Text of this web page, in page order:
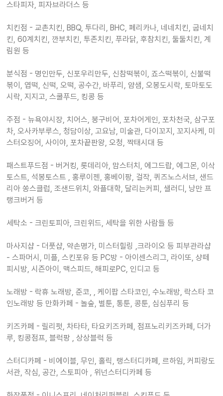
스타피자, 피자브라더스 등
치킨점 - 교촌치킨, BBQ, 투다리, BHC, 페리카나, 네네치킨, 굽네치
킨, 60계치킨, 깐부치킨, 투존치킨, 푸라닭, 후참치킨, 둘둘치킨, 계
림원 등
분식점 - 명인만두, 신포우리만두, 신참떡볶이, 죠스떡볶이, 신불떡
볶이, 엽떡, 신떡, 오떡, 공수간, 바푸리, 얌샘, 오봉도시락, 토마토도
시락, 지지고, 스쿨푸드, 킹콩 등
주점 - 뉴욕야시장, 치어스, 봉구비어, 포차어게인, 포차천국, 삼구포
차, 오사카부루스, 청담이상, 고요남, 미술관, 다이꼬지, 꼬지사케, 미
스터오징어, 사이야, 포차끝판왕, 오청, 짝태시대 등
패스트푸드점 - 버거킹, 롯데리아, 맘스터치, 에그드랍, 에그몬, 이삭
토스트, 석봉토스트 , 홍루이젠, 홍베이팡, 걸작, 퀴즈노스서브, 샌드
리아 쏭스클럽, 조샌드위치, 와플대학, 달리는커피, 샐러디, 낭만 프
랭크버거 등
세탁소 - 크린토피아, 크린위드, 세탁을 위한 사람들 등
마사지샵 - 더풋샵, 약손명가, 미스터힐링 ,크라이오 등 피부관라샵
- 스파머시, 미플, 스킨포유 등 PC방 - 아이센스리그, 라이또, 샹떼
피시방, 시즌아이, 맥스피드, 해피로PC, 인디고 등
노래방 - 락휴 노래방, 준코, , 케이팝 스타코인, 수노래방, 락스타 코
인노래방 등 만화카페 - 놀숲, 벌툰, 통툰, 콩툰, 심심푸리 등
키즈카페 - 릴리펏, 차타타, 타요키즈카페, 점프노리키즈카페, 더가
루, 킹콩점프, 블럭팡 , 상상블럭 등
스터디카페 - 비에이블, 무인, 홀릭, 랭스터디카페, 르하임, 커피랑도
서관, 작심, 공간, 스토피아 , 위넌스터디카페 등